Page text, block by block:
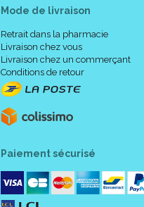
Mode de livraison
Retrait dans la pharmacie
Livraison chez vous
Livraison chez un commerçant
Conditions de retour
Paiement sécurisé